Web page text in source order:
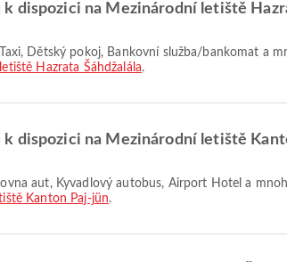
dispozici na Mezinárodní letiště
Hazrata Šáhdžalála.
dispozici na Mezinárodní letiště
Kanton Paj-jün.